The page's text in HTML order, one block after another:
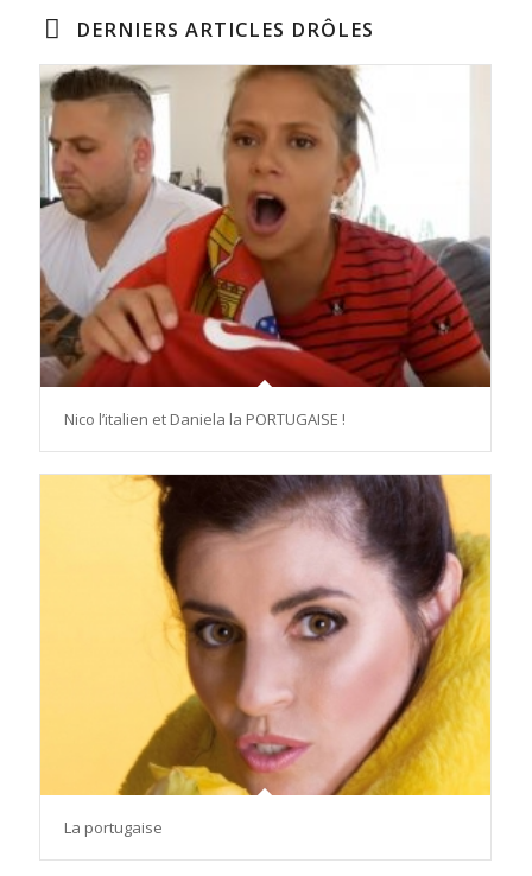
DERNIERS ARTICLES DRÔLES
Nico l’italien et Daniela la PORTUGAISE !
La portugaise